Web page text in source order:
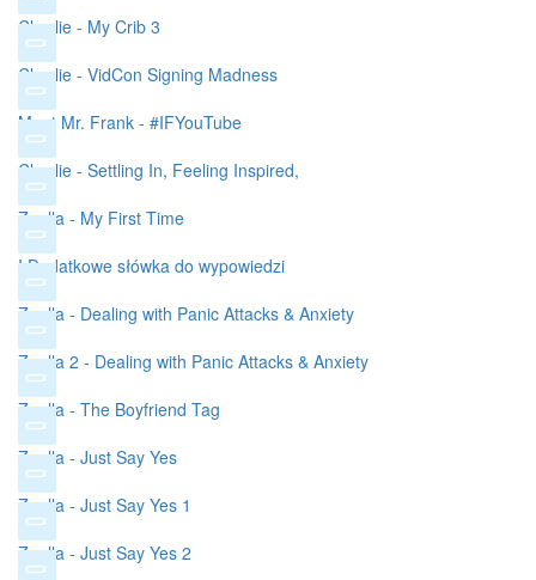
Charlie - My Crib 3
Charlie - VidCon Signing Madness
Meet Mr. Frank - #IFYouTube
Charlie - Settling In, Feeling Inspired,
Zoella - My First Time
I Dodatkowe słówka do wypowiedzi
Zoella - Dealing with Panic Attacks & Anxiety
Zoella 2 - Dealing with Panic Attacks & Anxiety
Zoella - The Boyfriend Tag
Zoella - Just Say Yes
Zoella - Just Say Yes 1
Zoella - Just Say Yes 2